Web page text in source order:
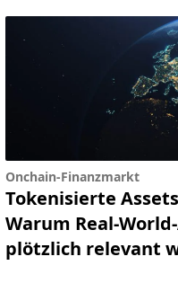
Onchain-Finanzmarkt
Tokenisierte
Warum Real-
plötzlich relevant